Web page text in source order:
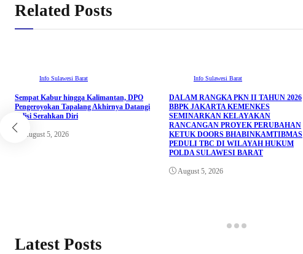
Related Posts
Info Sulawesi Barat
Sempat Kabur hingga Kalimantan, DPO
Pengeroyokan Tapalang Akhirnya Datangi
Polisi Serahkan Diri
August 5, 2026
Info Sulawesi Barat
DALAM RANGKA PKN II TAHUN 2026
BBPK JAKARTA KEMENKES
SEMINARKAN KELAYAKAN
RANCANGAN PROYEK PERUBAHAN
KETUK DOORS BHABINKAMTIBMAS
PEDULI TBC DI WILAYAH HUKUM
POLDA SULAWESI BARAT
August 5, 2026
Latest Posts